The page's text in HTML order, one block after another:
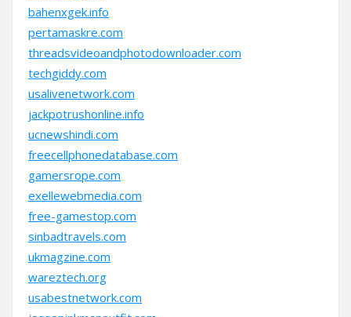
bahenxgek.info
pertamaskre.com
threadsvideoandphotodownloader.com
techgiddy.com
usalivenetwork.com
jackpotrushonline.info
ucnewshindi.com
freecellphonedatabase.com
gamersrope.com
exellewebmedia.com
free-gamestop.com
sinbadtravels.com
ukmagzine.com
wareztech.org
usabestnetwork.com